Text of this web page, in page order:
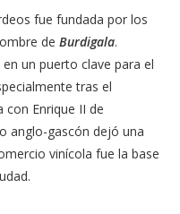
fue fundada por los
de Burdigala.
un puerto clave para el
tras el
Enrique II de
anglo-gascón dejó una
vinícola fue la base